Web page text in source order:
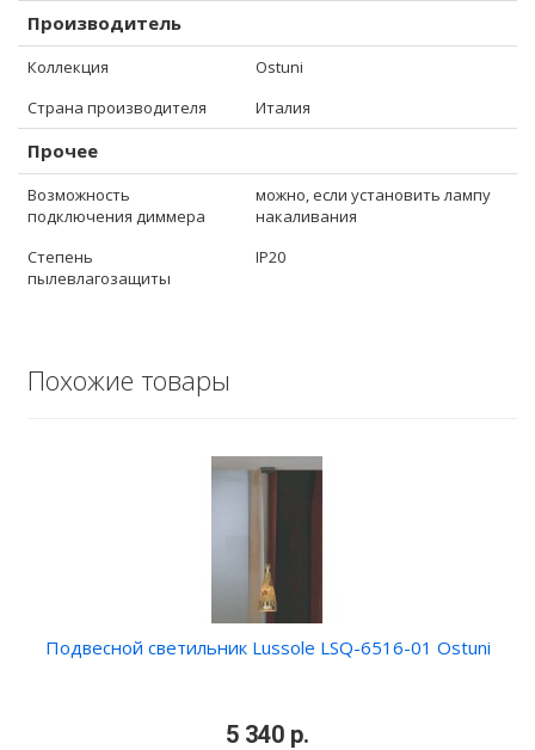
Производитель
Коллекция
Ostuni
Страна производителя
Италия
Прочее
Возможность
подключения диммера
можно, если установить лампу
накаливания
Степень
пылевлагозащиты
IP20
Похожие товары
Подвесной светильник Lussole LSQ-6516-01 Ostuni
5 340 р.